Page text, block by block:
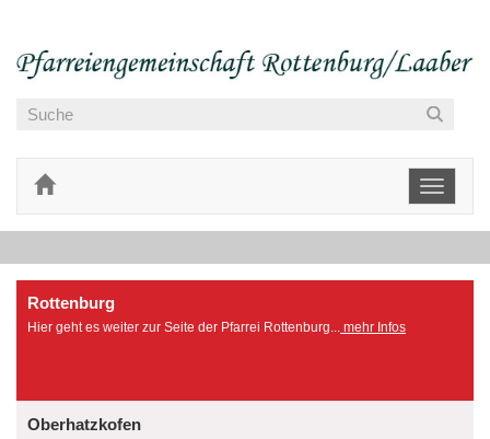
Toggle
Rottenburg
Hier geht es weiter zur Seite der Pfarrei Rottenburg... mehr Infos
Oberhatzkofen